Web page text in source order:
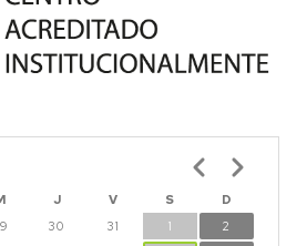
J V S
D
30 31 1
2
Paginación